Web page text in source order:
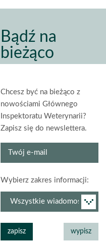
Bądź na
bieżąco
Chcesz być na bieżąco z
nowościami Głównego
Inspektoratu Weterynarii?
Zapisz się do newslettera.
Twój
Wybierz zakres informacji: